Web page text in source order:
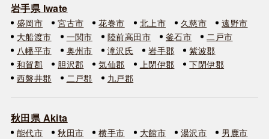
岩手県 Iwate
盛岡市 宮古市 花巻市 北上市 久慈市
遠野市
大船渡市
一関市 陸前高田市 釜石市
二戸市
八幡平市
奥州市 滝沢氏 岩手郡
紫波郡
和賀郡
胆沢郡 気仙郡 上閉伊郡
下閉伊郡
西磐井郡
二戸郡 九戸郡
秋田県 Akita
能代市 秋田市 横手市 大館市 湯沢市
男鹿市